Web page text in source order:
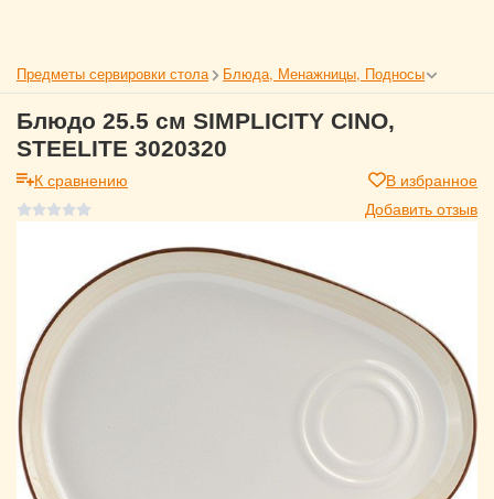
Предметы сервировки стола Блюда, Менажницы, Подносы
Блюдо 25.5 см SIMPLICITY CINO,
STEELITE 3020320
К сравнению
В избранное
Добавить отзыв